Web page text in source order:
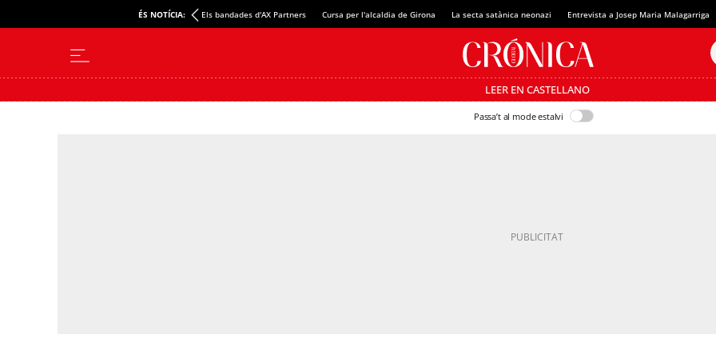
ÉS NOTÍCIA: Els bandades d'AX Partners Cursa per l'alcaldia de Girona La secta satànica neonazi Entrevista a Josep Maria Malagarriga
LEER EN CASTELLANO
Passa’t al mode estalvi